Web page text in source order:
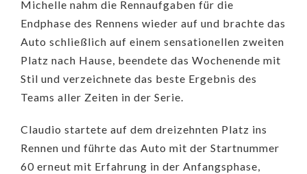
Michelle nahm die Rennaufgaben für die
Endphase des Rennens wieder auf und brachte das
Auto schließlich auf einem sensationellen zweiten
Platz nach Hause, beendete das Wochenende mit
Stil und verzeichnete das beste Ergebnis des
Teams aller Zeiten in der Serie.
Claudio startete auf dem dreizehnten Platz ins
Rennen und führte das Auto mit der Startnummer
60 erneut mit Erfahrung in der Anfangsphase,